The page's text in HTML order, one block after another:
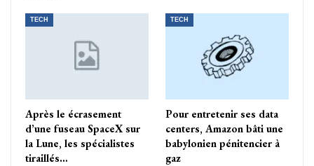
TECH
Après le écrasement
d’une fuseau SpaceX sur
la Lune, les spécialistes
tiraillés…
TECH
Pour entretenir ses data
centers, Amazon bâti une
babylonien pénitencier à
gaz